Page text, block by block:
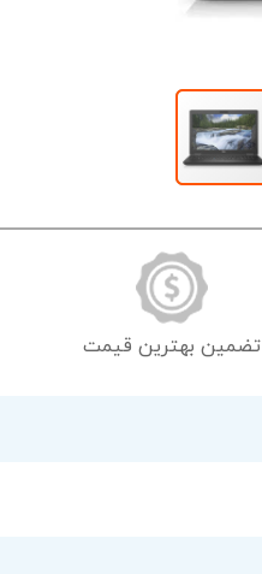
تضمین بهترین قیمت